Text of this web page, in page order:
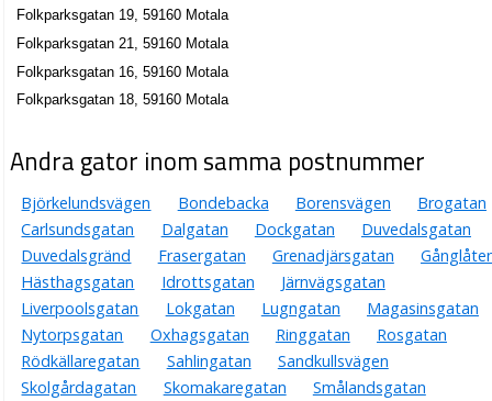
Folkparksgatan 19, 59160 Motala
Folkparksgatan 21, 59160 Motala
Folkparksgatan 16, 59160 Motala
Folkparksgatan 18, 59160 Motala
Andra gator inom samma postnummer
Björkelundsvägen Bondebacka Borensvägen
Brogatan
Carlsundsgatan
Dalgatan Dockgatan
Duvedalsgatan
Duvedalsgränd
Frasergatan Grenadjärsgatan
Hästhagsgatan
Idrottsgatan
Järnvägsgatan
Liverpoolsgatan
Lokgatan Lugngatan
Magasinsgatan
Nytorpsgatan
Oxhagsgatan Ringgatan
Rosgatan
Rödkällaregatan
Sahlingatan
Sandkullsvägen
Skolgårdagatan
Skomakaregatan
Smålandsgatan